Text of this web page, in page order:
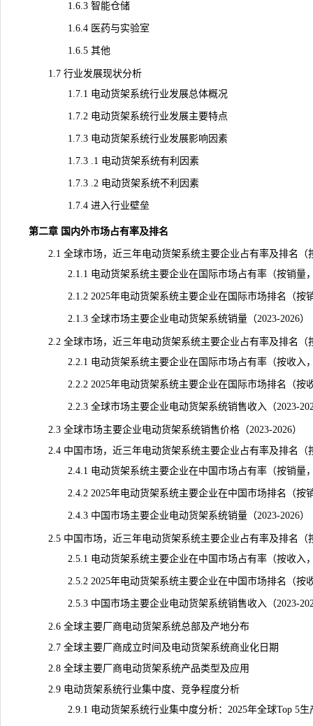
1.6.3 智能仓储
1.6.4 医药与实验室
1.6.5 其他
1.7 行业发展现状分析
1.7.1 电动货架系统行业发展总体概况
1.7.2 电动货架系统行业发展主要特点
1.7.3 电动货架系统行业发展影响因素
1.7.3 .1 电动货架系统有利因素
1.7.3 .2 电动货架系统不利因素
1.7.4 进入行业壁垒
第二章 国内外市场占有率及排名
2.1 全球市场，近三年电动货架系统主要企业占有率及排名（
2.1.1 电动货架系统主要企业在国际市场占有率（按销量，
2.1.2 2025年电动货架系统主要企业在国际市场排名（按
2.1.3 全球市场主要企业电动货架系统销量（2023-2026）
2.2 全球市场，近三年电动货架系统主要企业占有率及排名（
2.2.1 电动货架系统主要企业在国际市场占有率（按收入，
2.2.2 2025年电动货架系统主要企业在国际市场排名（按
2.2.3 全球市场主要企业电动货架系统销售收入（2023-
2.3 全球市场主要企业电动货架系统销售价格（2023-2026）
2.4 中国市场，近三年电动货架系统主要企业占有率及排名（
2.4.1 电动货架系统主要企业在中国市场占有率（按销量，
2.4.2 2025年电动货架系统主要企业在中国市场排名（按
2.4.3 中国市场主要企业电动货架系统销量（2023-2026）
2.5 中国市场，近三年电动货架系统主要企业占有率及排名（
2.5.1 电动货架系统主要企业在中国市场占有率（按收入，
2.5.2 2025年电动货架系统主要企业在中国市场排名（按
2.5.3 中国市场主要企业电动货架系统销售收入（2023-
2.6 全球主要厂商电动货架系统总部及产地分布
2.7 全球主要厂商成立时间及电动货架系统商业化日期
2.8 全球主要厂商电动货架系统产品类型及应用
2.9 电动货架系统行业集中度、竞争程度分析
2.9.1 电动货架系统行业集中度分析：2025年全球Top 5生